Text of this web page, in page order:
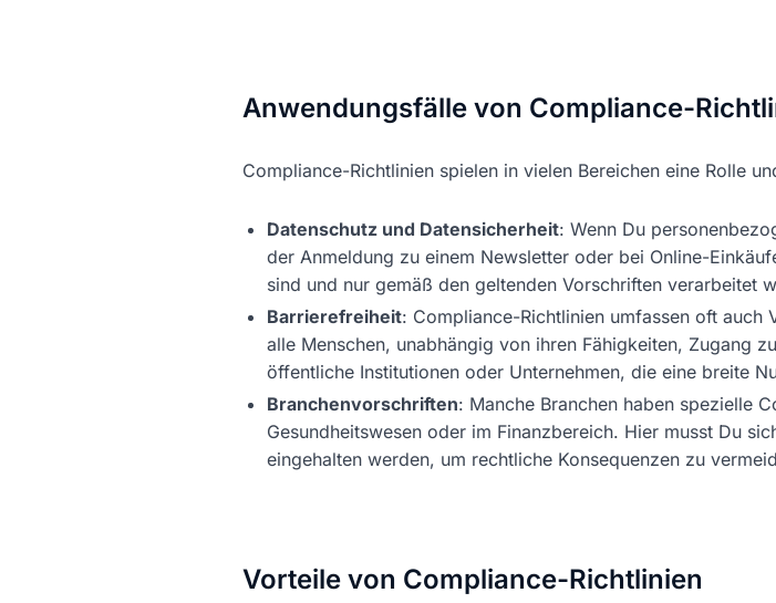
Anwendungsfälle von Compliance-
Compliance-Richtlinien spielen in vielen Bereichen eine Rolle
Datenschutz und Datensicherheit: Wenn Du
der Anmeldung zu einem Newsletter oder bei Online-
sind und nur gemäß den geltenden Vorschriften verarbeitet
Barrierefreiheit: Compliance-Richtlinien umfassen oft auch
alle Menschen, unabhängig von ihren Fähigkeiten, Zugang
öffentliche Institutionen oder Unternehmen, die eine breite
Branchenvorschriften: Manche Branchen haben spezielle
Gesundheitswesen oder im Finanzbereich. Hier musst Du
eingehalten werden, um rechtliche Konsequenzen zu
Vorteile von Compliance-Richtlinien